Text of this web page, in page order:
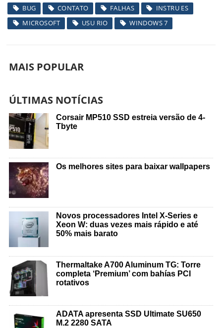
BUG
CONTATO FALHAS
INSTRU ES
MICROSOFT
USU RIO WINDOWS 7
MAIS POPULAR
ÚLTIMAS NOTÍCIAS
Corsair MP510 SSD estreia versão de 4-
Tbyte
Os melhores sites para baixar wallpapers
Novos processadores Intel X-Series e
Xeon W: duas vezes mais rápido e até
50% mais barato
Thermaltake A700 Aluminum TG: Torre
completa ‘Premium’ com bahías PCI
rotativos
ADATA apresenta SSD Ultimate SU650
M.2 2280 SATA